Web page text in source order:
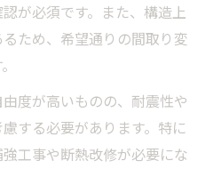
が必須です。また、構造上
ため、希望通りの間取り変
度が高いものの、耐震性や
する必要があります。特に
工事や断熱改修が必要にな